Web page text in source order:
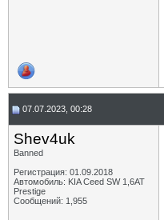
07.07.2023, 00:28
Shev4uk
Banned
Регистрация: 01.09.2018
Автомобиль: KIA Ceed SW 1,6AT
Prestige
Сообщений: 1,955